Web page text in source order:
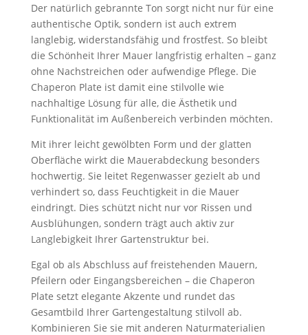
Der natürlich gebrannte Ton sorgt nicht nur für eine
authentische Optik, sondern ist auch extrem
langlebig, widerstandsfähig und frostfest. So bleibt
die Schönheit Ihrer Mauer langfristig erhalten – ganz
ohne Nachstreichen oder aufwendige Pflege. Die
Chaperon Plate ist damit eine stilvolle wie
nachhaltige Lösung für alle, die Ästhetik und
Funktionalität im Außenbereich verbinden möchten.
Mit ihrer leicht gewölbten Form und der glatten
Oberfläche wirkt die Mauerabdeckung besonders
hochwertig. Sie leitet Regenwasser gezielt ab und
verhindert so, dass Feuchtigkeit in die Mauer
eindringt. Dies schützt nicht nur vor Rissen und
Ausblühungen, sondern trägt auch aktiv zur
Langlebigkeit Ihrer Gartenstruktur bei.
Egal ob als Abschluss auf freistehenden Mauern,
Pfeilern oder Eingangsbereichen – die Chaperon
Plate setzt elegante Akzente und rundet das
Gesamtbild Ihrer Gartengestaltung stilvoll ab.
Kombinieren Sie sie mit anderen Naturmaterialien